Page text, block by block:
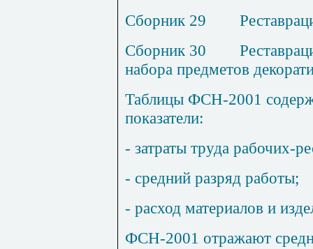
Сборник 29 Р
Сборник 30 Рест
набора предметов
Таблицы ФСН-2001
показатели:
- затраты труда рабочих-
- средний разряд работы;
- расход материалов и
ФСН-2001 отражают